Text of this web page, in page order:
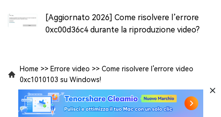
[Aggiornato 2026] Come risolvere l’errore
0xc00d36c4 durante la riproduzione video?
Home >> Errore video >> Come risolvere l’errore video
0xc1010103 su Windows!